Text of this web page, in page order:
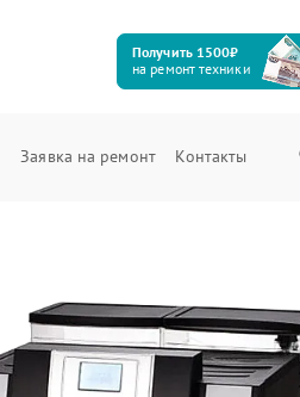
Получить 1500₽
на ремонт техники
Заявка на ремонт Контакты